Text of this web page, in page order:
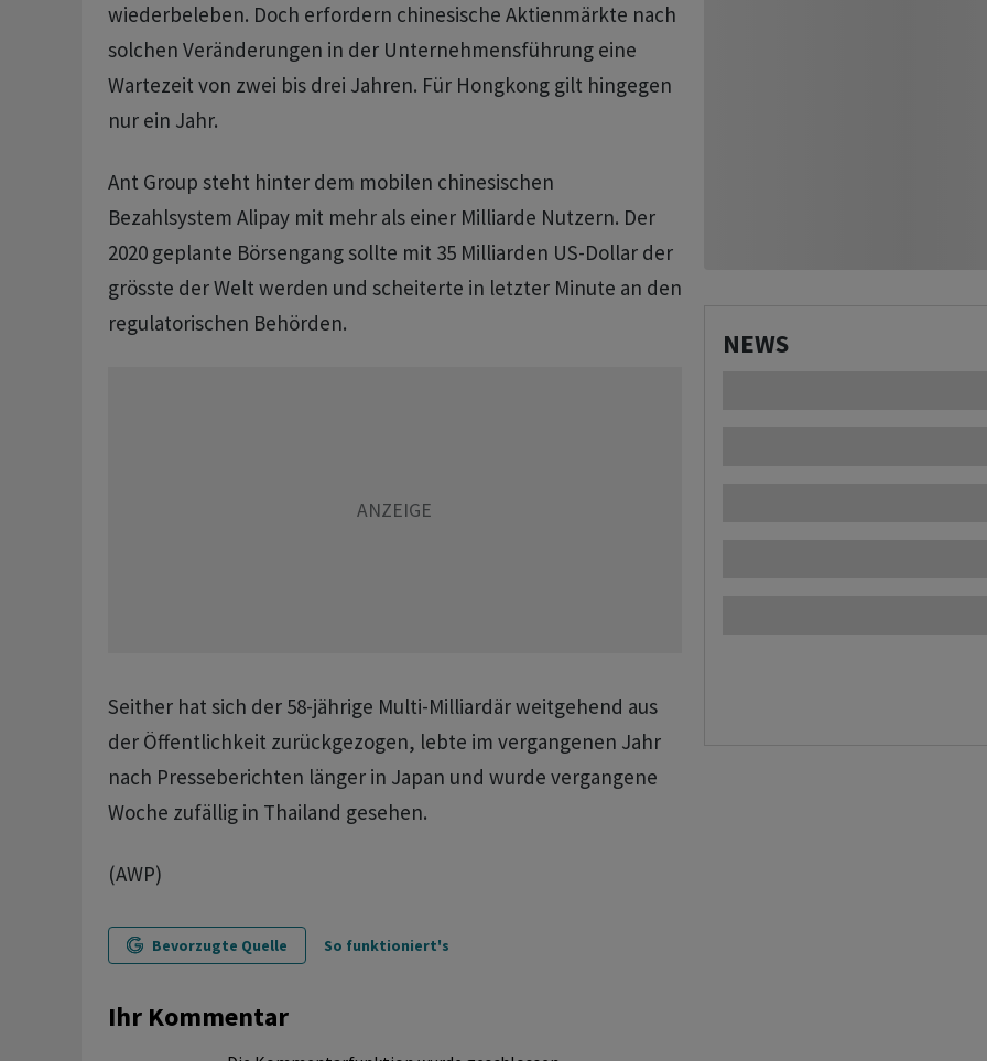
wiederbeleben. Doch erfordern chinesische Aktienmärkte nach
solchen Veränderungen in der Unternehmensführung eine
Wartezeit von zwei bis drei Jahren. Für Hongkong gilt hingegen
nur ein Jahr.
Ant Group steht hinter dem mobilen chinesischen
Bezahlsystem Alipay mit mehr als einer Milliarde Nutzern. Der
2020 geplante Börsengang sollte mit 35 Milliarden US-Dollar der
grösste der Welt werden und scheiterte in letzter Minute an den
regulatorischen Behörden.
Seither hat sich der 58-jährige Multi-Milliardär weitgehend aus
der Öffentlichkeit zurückgezogen, lebte im vergangenen Jahr
nach Presseberichten länger in Japan und wurde vergangene
Woche zufällig in Thailand gesehen.
(AWP)
Bevorzugte Quelle So funktioniert's
Ihr Kommentar
NEWS